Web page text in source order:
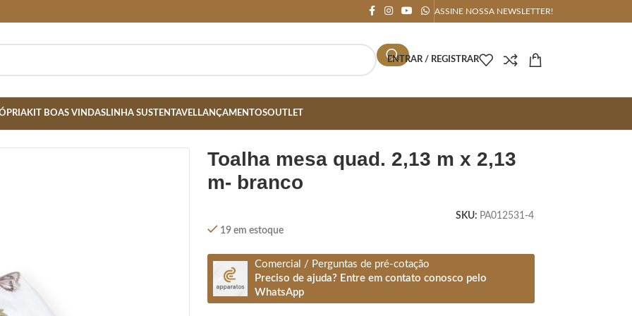
ASSINE NOSSA NEWSLETTER!
ENTRAR / REGISTRAR
KIT BOAS VINDASLINHA SUSTENTAVELLANÇAMENTOSOUTLET
toalha mesa quad. 2,13 m x 2,13
m- branco
SKU: PA012531-4
19 em estoque
Comercial / Perguntas de pré-cotação
Preciso de ajuda? Entre em contato conosco pelo
WhatsApp